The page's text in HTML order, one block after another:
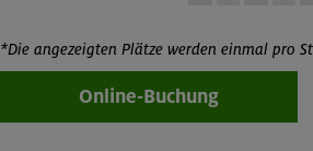
*Die angezeigten Plätze werden einmal pro
Online-Buchung